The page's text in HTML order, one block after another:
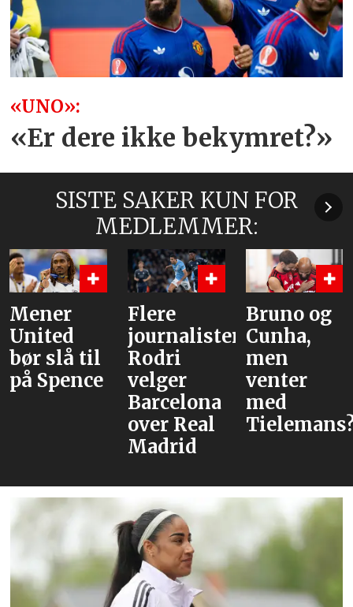
«UNO»:
«Er dere ikke bekymret?»
SISTE SAKER KUN FOR
MEDLEMMER:
Mener
United
bør slå til
på Spence
Flere
journalister:
Rodri
velger
Barcelona
over Real
Madrid
Bruno og
Cunha,
men
venter
med